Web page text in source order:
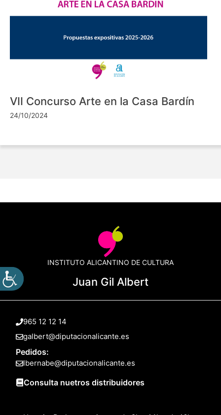
VII Concurso Arte en la Casa Bardín
24/10/2024
INSTITUTO ALICANTINO DE CULTURA
Juan Gil Albert
965 12 12 14
galbert@diputacionalicante.es
Pedidos:
lbernabe@diputacionalicante.es
Consulta nuetros distribuidores